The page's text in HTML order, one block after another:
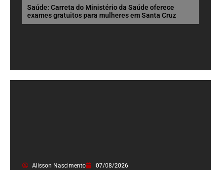
Saúde: Carreta do Ministério da Saúde oferece
exames gratuitos para mulheres em Santa Cruz
Alisson Nascimento 07/08/2026